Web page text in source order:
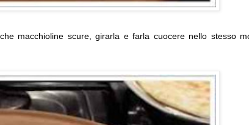
macchioline scure, girarla e farla cuocere nello stesso